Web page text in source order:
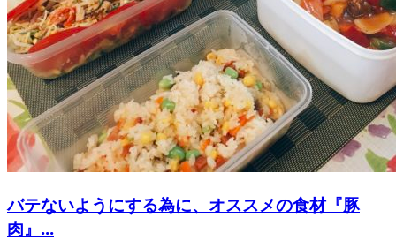
バテないようにする為に、オススメの食材『豚
肉』...